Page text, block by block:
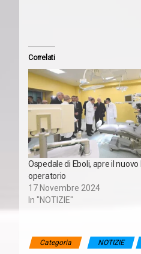
Correlati
Ospedale di Eboli, apre il nuovo
operatorio
17 Novembre 2024
In "NOTIZIE"
Categoria NOTIZIE